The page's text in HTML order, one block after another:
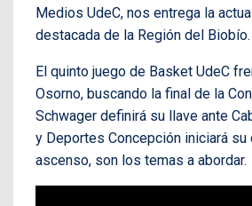
Medios UdeC, nos entrega la
destacada de la Región del Biobío.
El quinto juego de Basket UdeC
Osorno, buscando la final de la
Schwager definirá su llave ante
y Deportes Concepción iniciará su
ascenso, son los temas a abordar.